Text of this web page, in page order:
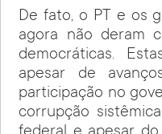
De fato, o PT e os
agora não deram
democráticas.
apesar de
participação no
corrupção